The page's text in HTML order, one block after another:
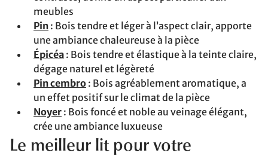
meubles
Pin : Bois tendre et léger à l’aspect clair, apporte
une ambiance chaleureuse à la pièce
Épicéa : Bois tendre et élastique à la teinte claire,
dégage naturel et légèreté
Pin cembro : Bois agréablement aromatique, a
un effet positif sur le climat de la pièce
Noyer : Bois foncé et noble au veinage élégant,
crée une ambiance luxueuse
Le meilleur lit pour votre